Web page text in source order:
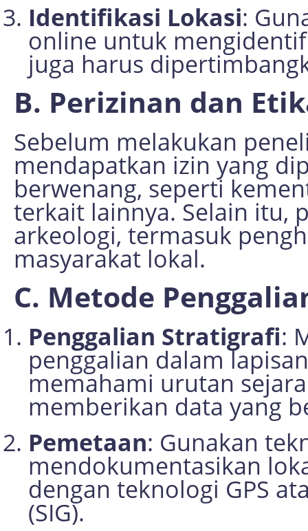
Identifikasi Lokasi:
online untuk
juga harus
B. Perizinan dan
Sebelum melakukan
mendapatkan izin yang
berwenang, seperti
terkait lainnya. Selain itu,
arkeologi, termasuk
masyarakat lokal.
C. Metode
Penggalian Stratigrafi:
penggalian dalam
memahami urutan
memberikan data yang
Pemetaan: Gunakan
mendokumentasikan
dengan teknologi GPS
(SIG).